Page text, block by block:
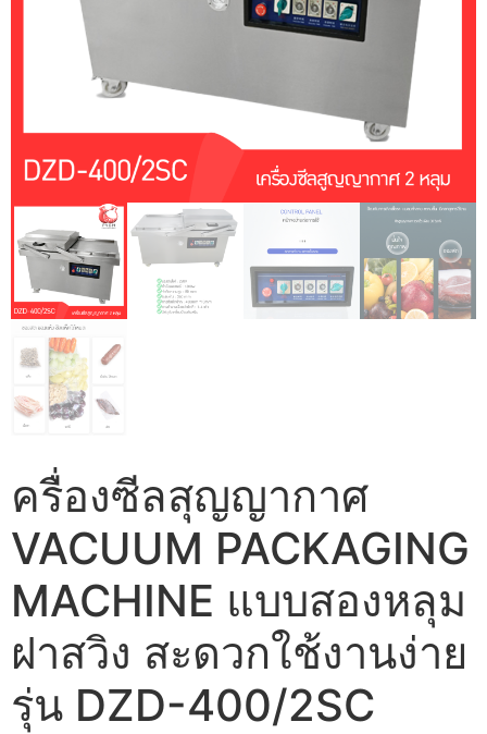
ครื่องซีลสุญญากาศ
VACUUM PACKAGING
MACHINE แบบสองหลุม
ฝาสวิง สะดวกใช้งานง่าย
รุ่น DZD-400/2SC